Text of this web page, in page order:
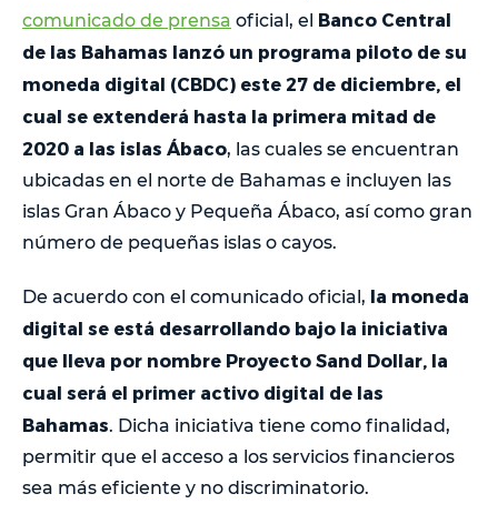
comunicado de prensa oficial, el Banco Central
de las Bahamas lanzó un programa piloto de su
moneda digital (CBDC) este 27 de diciembre, el
cual se extenderá hasta la primera mitad de
2020 a las islas Ábaco, las cuales se encuentran
ubicadas en el norte de Bahamas e incluyen las
islas Gran Ábaco y Pequeña Ábaco, así como gran
número de pequeñas islas o cayos.
De acuerdo con el comunicado oficial, la moneda
digital se está desarrollando bajo la iniciativa
que lleva por nombre Proyecto Sand Dollar, la
cual será el primer activo digital de las
Bahamas. Dicha iniciativa tiene como finalidad,
permitir que el acceso a los servicios financieros
sea más eficiente y no discriminatorio.